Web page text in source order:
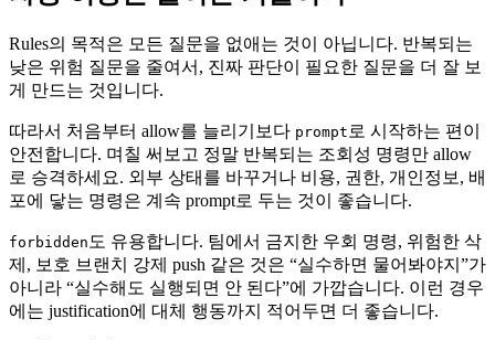
Rules의 목적은 모든 질문을 없애는 것이 아닙니다. 반복되는
낮은 위험 질문을 줄여서, 진짜 판단이 필요한 질문을 더 잘 보
게 만드는 것입니다.
따라서 처음부터 allow를 늘리기보다 prompt 로 시작하는 편이
안전합니다. 며칠 써보고 정말 반복되는 조회성 명령만 allow
로 승격하세요. 외부 상태를 바꾸거나 비용, 권한, 개인정보, 배
포에 닿는 명령은 계속 prompt로 두는 것이 좋습니다.
forbidden 도 유용합니다. 팀에서 금지한 우회 명령, 위험한 삭
제, 보호 브랜치 강제 push 같은 것은 “실수하면 물어봐야지”가
아니라 “실수해도 실행되면 안 된다”에 가깝습니다. 이런 경우
에는 justification에 대체 행동까지 적어두면 더 좋습니다.